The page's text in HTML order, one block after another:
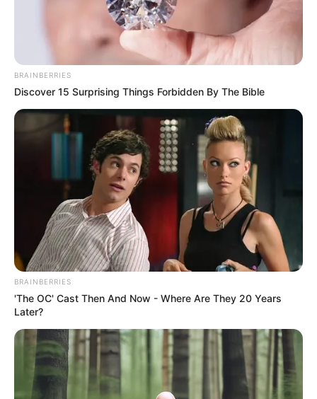
BRAINBERRIES
Discover 15 Surprising Things Forbidden By The Bible
BRAINBERRIES
'The OC' Cast Then And Now - Where Are They 20 Years
Later?